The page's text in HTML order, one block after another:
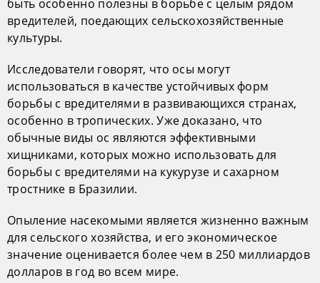
быть особенно полезны в борьбе с целым рядом
вредителей, поедающих сельскохозяйственные
культуры.
Исследователи говорят, что осы могут
использоваться в качестве устойчивых форм
борьбы с вредителями в развивающихся странах,
особенно в тропических. Уже доказано, что
обычные виды ос являются эффективными
хищниками, которых можно использовать для
борьбы с вредителями на кукурузе и сахарном
тростнике в Бразилии.
Опыление насекомыми является жизненно важным
для сельского хозяйства, и его экономическое
значение оценивается более чем в 250 миллиардов
долларов в год во всем мире.